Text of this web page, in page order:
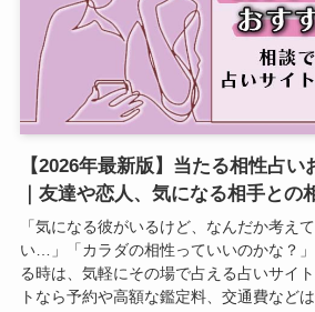
【2026年最新版】当たる相性占
｜友達や恋人、気になる相手との
「気になる彼がいるけど、なんだか考え
い…」「カラダの相性っていいのかな？
る時は、気軽にその場で占える占いサイ
トなら予約や高額な鑑定料、交通費など